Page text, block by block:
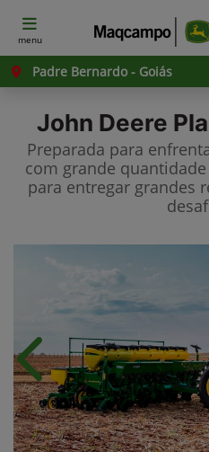
menu
Padre Bernardo - Goiás
John Deere
Preparada para
com grande
para entregar grandes
Anterior